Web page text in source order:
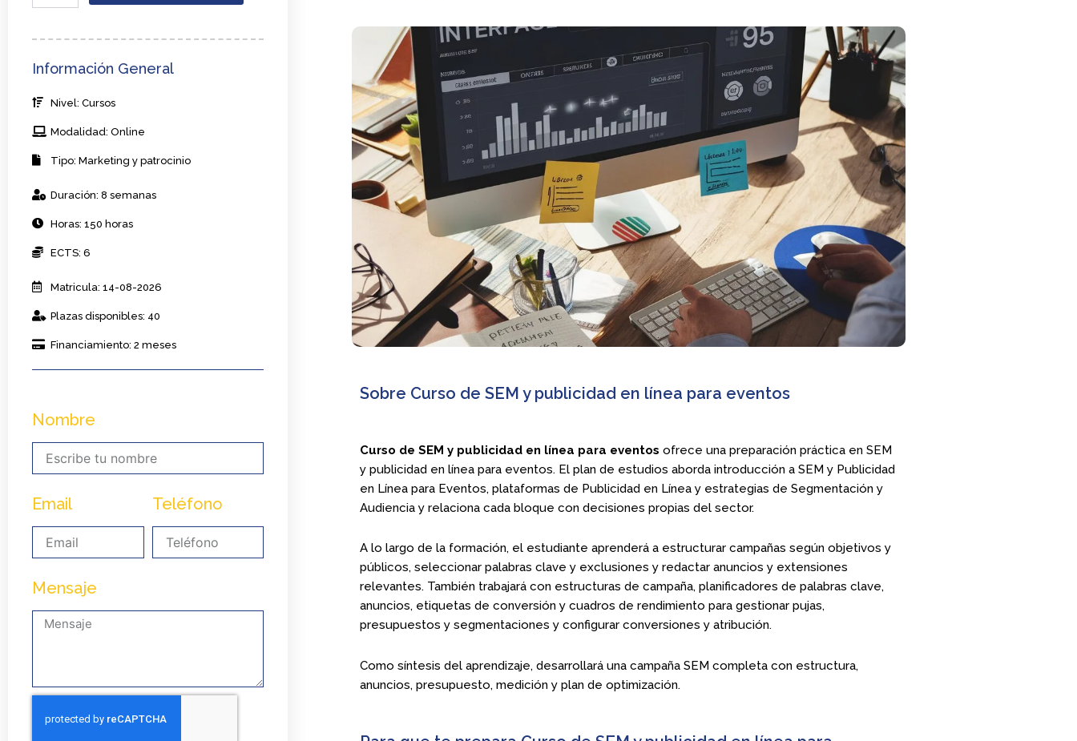
en
para
eventos
cantidad
Información General
Nivel: Cursos
Modalidad: Online
Tipo: Marketing y patrocinio
Duración: 8 semanas
Horas: 150 horas
ECTS: 6
Matricula: 14-08-2026
Plazas disponibles: 40
Financiamiento: 2 meses
Nombre
Email Teléfono
Mensaje
Sobre Curso de SEM y publicidad en línea para eventos
Curso de SEM y publicidad en línea para eventos ofrece una preparación práctica en SEM
y publicidad en línea para eventos. El plan de estudios aborda introducción a SEM y Publicidad
en Línea para Eventos, plataformas de Publicidad en Línea y estrategias de Segmentación y
Audiencia y relaciona cada bloque con decisiones propias del sector.
A lo largo de la formación, el estudiante aprenderá a estructurar campañas según objetivos y
públicos, seleccionar palabras clave y exclusiones y redactar anuncios y extensiones
relevantes. También trabajará con estructuras de campaña, planificadores de palabras clave,
anuncios, etiquetas de conversión y cuadros de rendimiento para gestionar pujas,
presupuestos y segmentaciones y configurar conversiones y atribución.
Como síntesis del aprendizaje, desarrollará una campaña SEM completa con estructura,
anuncios, presupuesto, medición y plan de optimización.